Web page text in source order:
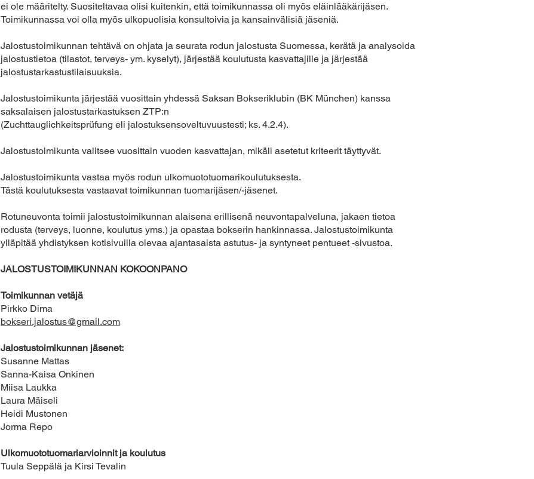
ei ole määritelty. Suositeltavaa olisi kuitenkin, että toimikunnassa oli myös eläinlääkärijäsen.
Toimikunnassa voi olla myös ulkopuolisia konsultoivia ja kansainvälisiä jäseniä.
Jalostustoimikunnan tehtävä on ohjata ja seurata rodun jalostusta Suomessa, kerätä ja analysoida
jalostustietoa (tilastot, terveys- ym. kyselyt), järjestää koulutusta kasvattajille ja järjestää
jalostustarkastustilaisuuksia.
Jalostustoimikunta järjestää vuosittain yhdessä Saksan Bokseriklubin (BK München) kanssa
saksalaisen jalostustarkastuksen ZTP:n
(Zuchttauglichkeitsprüfung eli jalostuksensoveltuvuustesti; ks. 4.2.4).
Jalostustoimikunta valitsee vuosittain vuoden kasvattajan, mikäli asetetut kriteerit täyttyvät.
Jalostustoimikunta vastaa myös rodun ulkomuototuomarikoulutuksesta.
Tästä koulutuksesta vastaavat toimikunnan tuomarijäsen/-jäsenet.
Rotuneuvonta toimii jalostustoimikunnan alaisena erillisenä neuvontapalveluna, jakaen tietoa
rodusta (terveys, luonne, koulutus yms.) ja opastaa bokserin hankinnassa. Jalostustoimikunta
ylläpitää yhdistyksen kotisivuilla olevaa ajantasaista astutus- ja syntyneet pentueet -sivustoa.
JALOSTUSTOIMIKUNNAN KOKOONPANO
Toimikunnan vetäjä
Pirkko Dima
bokseri.jalostus@gmail.com
Jalostustoimikunnan jäsenet:​​
Susanne Mattas
Sanna-Kaisa Onkinen
Miisa Laukka
Laura Mäiseli
Heidi Mustonen
Jorma Repo
Ulkomuototuomariarvioinnit ja koulutus
Tuula Seppälä ja Kirsi Tevalin